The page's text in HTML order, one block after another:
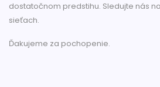
dostatočnom predstihu. Sledujte nás
sieťach.
Ďakujeme za pochopenie.